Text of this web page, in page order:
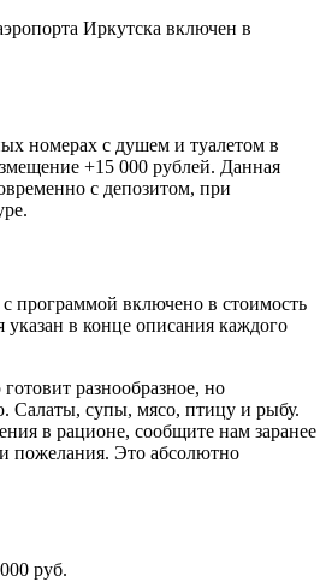
Иркутска включен в
номерах с душем и туалетом в
+15 000 рублей. Данная
с депозитом, при
программой включено в стоимость
указан в конце описания каждого
разнообразное, но
Салаты, супы, мясо, птицу и рыбу.
в рационе, сообщите нам заранее
пожелания. Это абсолютно
руб.